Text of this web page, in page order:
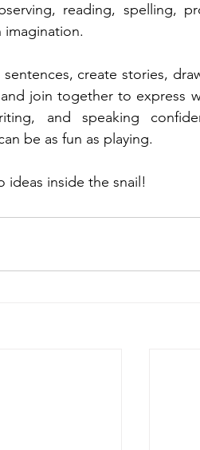
reading, spelling,
imagination.
create stories,
join together to express
and speaking
be as fun as playing.
ideas inside the snail!